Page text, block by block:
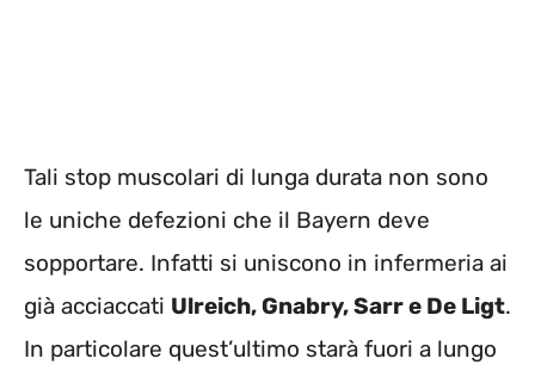
Tali stop muscolari di lunga durata non sono
le uniche defezioni che il Bayern deve
sopportare. Infatti si uniscono in infermeria ai
già acciaccati Ulreich, Gnabry, Sarr e De Ligt.
In particolare quest’ultimo starà fuori a lungo